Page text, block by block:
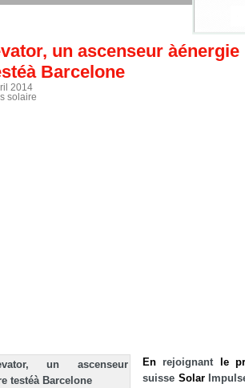
un ascenseur àénergie
Barcelone
2014
solaire
En rejoignant le
suisse Solar